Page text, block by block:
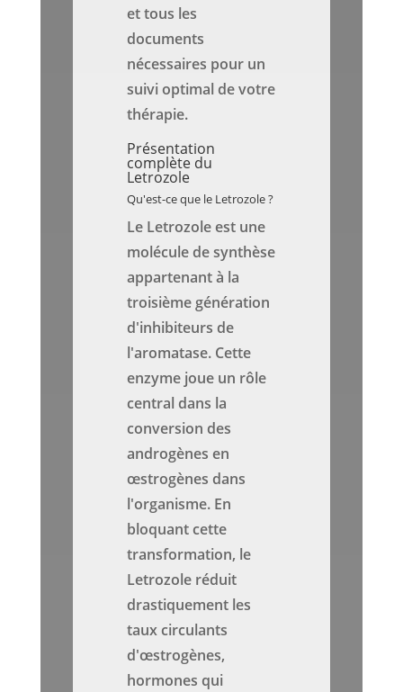
et tous les
documents
nécessaires pour un
suivi optimal de votre
thérapie.
Présentation
complète du
Letrozole
Qu'est-ce que le Letrozole ?
Le Letrozole est une
molécule de synthèse
appartenant à la
troisième génération
d'inhibiteurs de
l'aromatase. Cette
enzyme joue un rôle
central dans la
conversion des
androgènes en
œstrogènes dans
l'organisme. En
bloquant cette
transformation, le
Letrozole réduit
drastiquement les
taux circulants
d'œstrogènes,
hormones qui